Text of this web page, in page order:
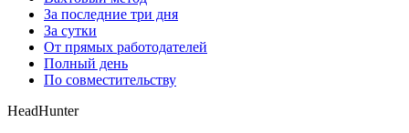
За последние три дня
За сутки
От прямых работодателей
Полный день
По совместительству
HeadHunter